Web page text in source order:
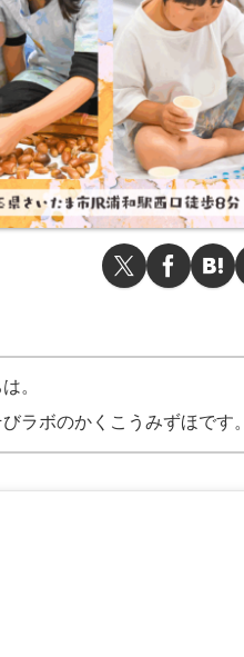
。
ラボのかくこうみずほです。